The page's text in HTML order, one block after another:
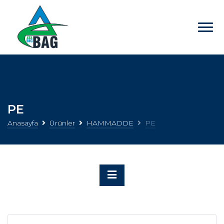
PE
Anasayfa Ürünler HAMMADDE PE